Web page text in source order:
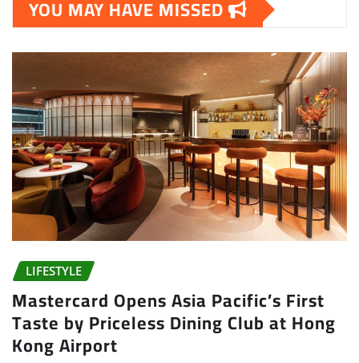
YOU MAY HAVE MISSED
LIFESTYLE
Mastercard Opens Asia Pacific’s First
Taste by Priceless Dining Club at Hong
Kong Airport